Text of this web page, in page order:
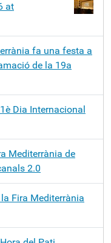
at
fa una festa a
de la 19a
Dia Internacional
Mediterrània de
2.0
Fira Mediterrània